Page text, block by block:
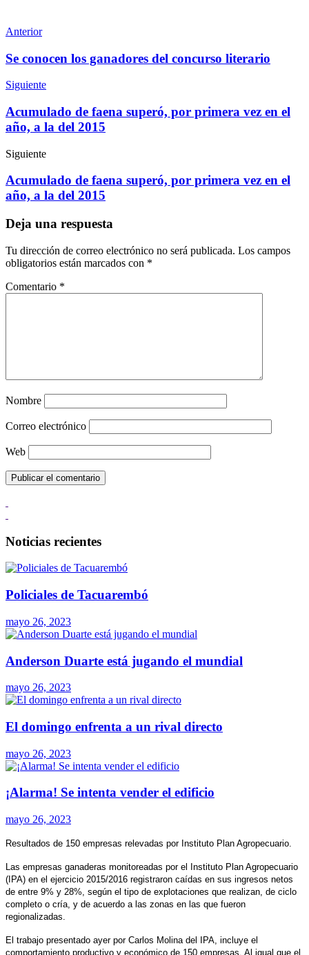
Anterior
Se conocen los ganadores del concurso literario
Siguiente
Acumulado de faena superó, por primera vez en el
año, a la del 2015
Siguiente
Acumulado de faena superó, por primera vez en el
año, a la del 2015
Deja una respuesta
Tu dirección de correo electrónico no será publicada. Los campos
obligatorios están marcados con *
Comentario *
Nombre
Correo electrónico
Web
Noticias recientes
Policiales de Tacuarembó
mayo 26, 2023
Anderson Duarte está jugando el mundial
mayo 26, 2023
El domingo enfrenta a un rival directo
mayo 26, 2023
¡Alarma! Se intenta vender el edificio
mayo 26, 2023
Resultados de 150 empresas relevadas por Instituto Plan Agropecuario.
Las empresas ganaderas monitoreadas por el Instituto Plan Agropecuario
(IPA) en el ejercicio 2015/2016 registraron caídas en sus ingresos netos
de entre 9% y 28%, según el tipo de explotaciones que realizan, de ciclo
completo o cría, y de acuerdo a las zonas en las que fueron
regionalizadas.
El trabajo presentado ayer por Carlos Molina del IPA, incluye el
comportamiento productivo y económico de 150 empresas. Al igual que el